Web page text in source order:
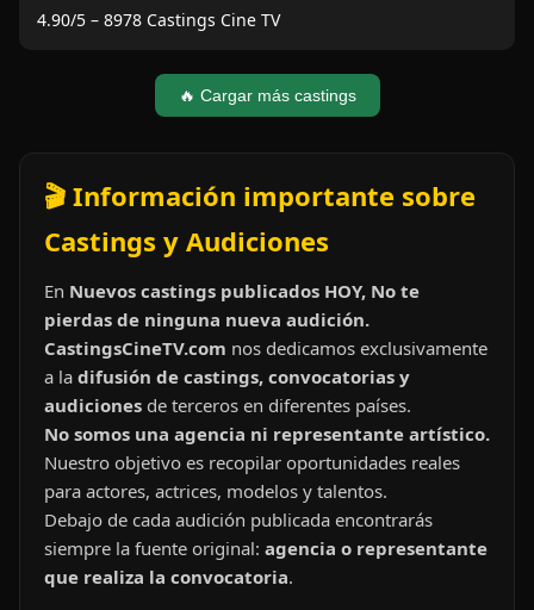
4.90/5 – 8978 Castings Cine TV
🔥 Cargar más castings
🎬 Información importante sobre
Castings y Audiciones
En Nuevos castings publicados HOY, No te
pierdas de ninguna nueva audición.
CastingsCineTV.com nos dedicamos exclusivamente
a la difusión de castings, convocatorias y
audiciones de terceros en diferentes países.
No somos una agencia ni representante artístico.
Nuestro objetivo es recopilar oportunidades reales
para actores, actrices, modelos y talentos.
Debajo de cada audición publicada encontrarás
siempre la fuente original: agencia o representante
que realiza la convocatoria.